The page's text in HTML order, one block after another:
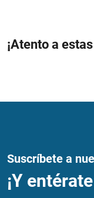
¡Atento a
Suscríbete a
¡Y